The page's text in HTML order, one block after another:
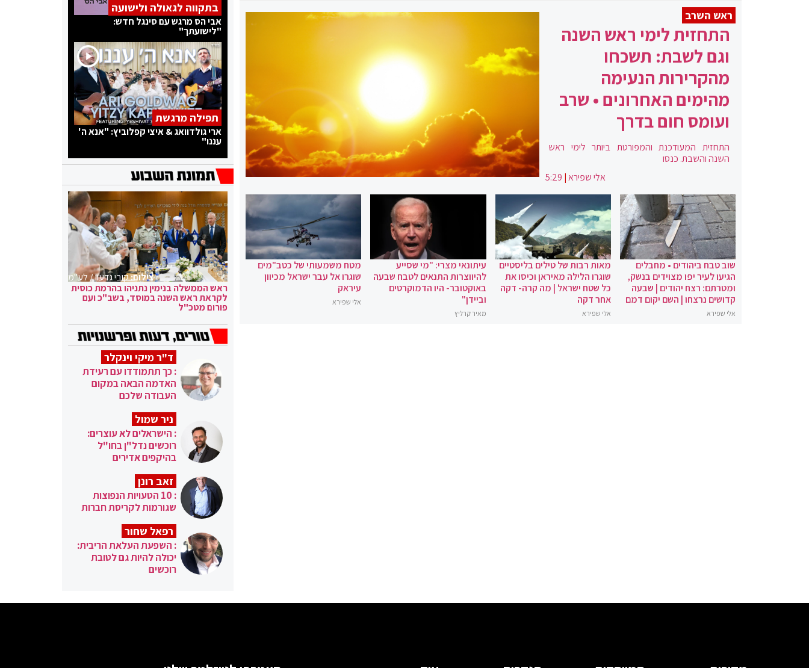
ראש השרב
התחזית לימי ראש השנה
וגם לשבת: תשכחו
מהקרירות הנעימה
מהימים האחרונים • שרב
ועומס חום בדרך
התחזית המעודכנת והמפורטת ביותר לימי ראש
השנה והשבת. כנסו
אלי שפירא|
5:29
שוב טבח ביהודים • מחבלים
הגיעו לעיר יפו מצוידים בנשק,
ומטרתם: רצח יהודים | שבעה
קדושים נרצחו | השם יקום דמם
אלי שפירא
מאות רבות של טילים בליסטיים
שוגרו הלילה מאיראן וכיסו את
כל שטח ישראל | מה קרה- דקה
אחר דקה
אלי שפירא
עיתונאי מצרי: "מי שסייע
להיווצרות התנאים לטבח שבעה
באוקטובר- היו הדמוקרטים
וביידן"
מאיר קרליץ
מטח משמעותי של כטב"מים
שוגרו אל עבר ישראל מכיוון
עיראק
אלי שפירא
בתקווה לגאולה ולישועה
אבי הס מרגש עם סינגל חדש:
"לישועתך"
תפילה מרגשת
ארי גולדוואג & איצי קפלוביץ: "אנא ה'
עננו"
צילום:קובי גדעון / לע"מ
ראש הממשלה בנימין נתניהו בהרמת כוסית
לקראת ראש השנה במוסד, בשב"כ ועם
פורום מטכ"ל
ד"ר מיקי וינקלר
: כך תתמודדו עם רעידת
האדמה הבאה במקום
העבודה שלכם
ניר שמול
: הישראלים לא עוצרים:
רוכשים נדל"ן בחו"ל
בהיקפים אדירים
זאב רונן
: 10 הטעויות הנפוצות
שגורמות לקריסת חברות
רפאל שחור
: השפעת העלאת הריבית:
יכולה להיות גם לטובת
רוכשים